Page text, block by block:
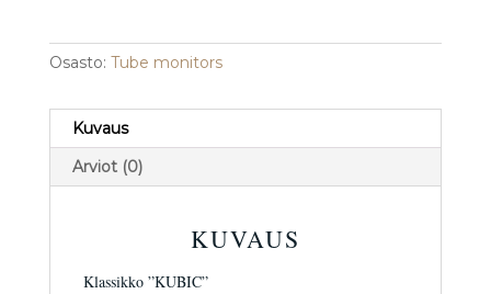
Osasto: Tube monitors
Kuvaus
Arviot (0)
KUVAUS
Klassikko ”KUBIC”